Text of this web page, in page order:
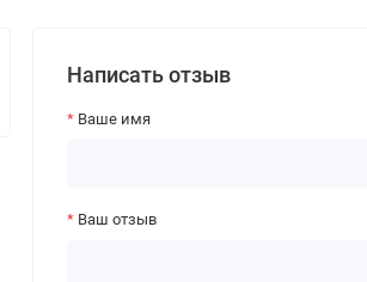
Написать отзыв
Ваше имя
Ваш отзыв